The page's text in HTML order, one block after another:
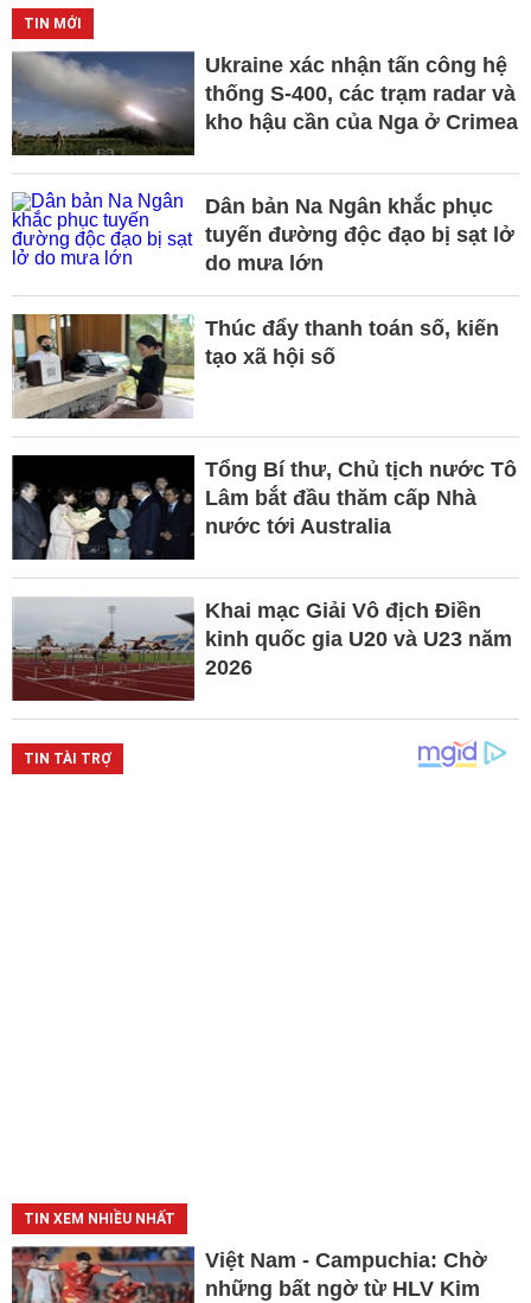
TIN MỚI
Ukraine xác nhận tấn công hệ
thống S-400, các trạm radar và
kho hậu cần của Nga ở Crimea
Dân bản Na Ngân khắc phục
tuyến đường độc đạo bị sạt lở
do mưa lớn
Thúc đẩy thanh toán số, kiến
tạo xã hội số
Tổng Bí thư, Chủ tịch nước Tô
Lâm bắt đầu thăm cấp Nhà
nước tới Australia
Khai mạc Giải Vô địch Điền
kinh quốc gia U20 và U23 năm
2026
TIN XEM NHIỀU NHẤT
Việt Nam - Campuchia: Chờ
những bất ngờ từ HLV Kim